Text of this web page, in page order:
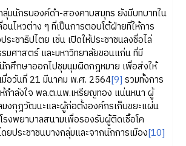
กรบองค์ดำ-สองคาบสมุทร ยังมีบทบาทใน
นไหวต่าง ๆ ที่เป็นการตอบโต้ฝ่ายที่ให้การ
ะชาธิปไตย เช่น เปิดให้ประชาชนลงชื่อไล่
มศาสตร์ และมหาวิทยาลัยขอนแก่น ที่มี
ศึกษาออกไปชุมนุมผิดกฎหมาย เพื่อส่งให้
อวันที่ 21 มีนาคม พ.ศ. 2564[9] รวมทั้งการ
กำลังใจ พล.ต.นพ.เหรียญทอง แน่นหนา ผู้
มงกุฎวัฒนะและผู้ก่อตั้งองค์กรเก็บขยะแผ่น
งพยาบาลสนามเพื่อรองรับผู้ติดเชื้อโค
ประชาชนบางกลุ่มและจากนักการเมือง[10]